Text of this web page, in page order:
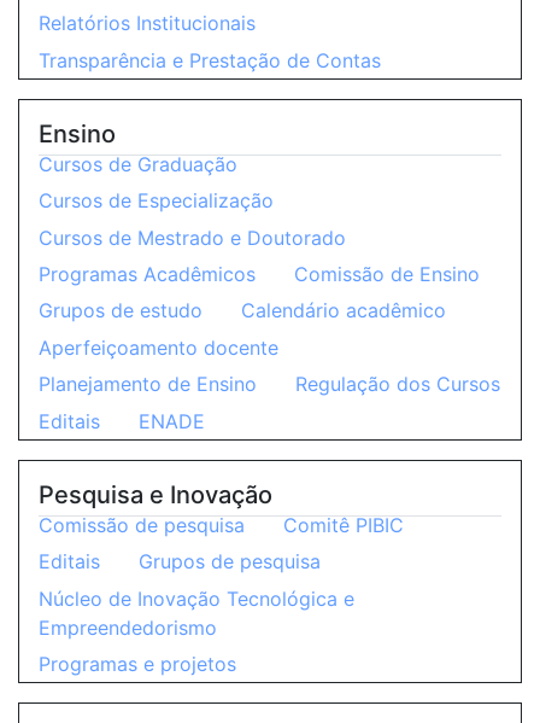
Relatórios Institucionais
Transparência e Prestação de Contas
Ensino
Cursos de Graduação
Cursos de Especialização
Cursos de Mestrado e Doutorado
Programas Acadêmicos
Comissão de Ensino
Grupos de estudo
Calendário acadêmico
Aperfeiçoamento docente
Planejamento de Ensino
Regulação dos Cursos
Editais
ENADE
Pesquisa e Inovação
Comissão de pesquisa
Comitê PIBIC
Editais
Grupos de pesquisa
Núcleo de Inovação Tecnológica e
Empreendedorismo
Programas e projetos